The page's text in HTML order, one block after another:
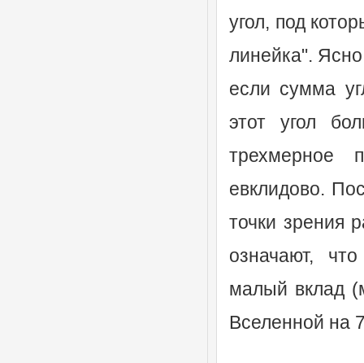
угол, под
линейка".
если сумма
этот угол
трехмерное
евклидово.
точки зрения
означают,
малый вклад
Вселенной на